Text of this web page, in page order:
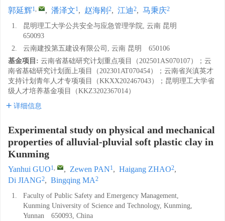
郭延辉1, , 潘泽文1, 赵海刚 2, 江迪2, 马秉庆2
1.
昆明理工大学公共安全与应急管理学院, 云南 昆明
650093
2.
云南建投第五建设有限公司, 云南 昆明 650106
基金项目: 云南省基础研究计划重点项目（202501AS070107）；云
南省基础研究计划面上项目（202301AT070454）；云南省兴滇英才
支持计划青年人才专项项目（KKXX202467043）；昆明理工大学省
级人才培养基金项目（KKZ3202367014）
详细信息
Experimental study on physical and mechanical
properties of alluvial-pluvial soft plastic clay in
Kunming
Yanhui GUO1, , Zewen PAN1, Haigang ZHAO2,
Di JIANG2, Bingqing MA2
1.
Faculty of Public Safety and Emergency Management,
Kunming University of Science and Technology, Kunming,
Yunnan 650093, China